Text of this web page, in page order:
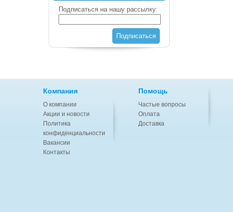
Подписаться на нашу рассылку:
Подписаться
Компания
О компании
Акции и новости
Политика
конфиденциальности
Вакансии
Контакты
Помощь
Частые вопросы
Оплата
Доставка